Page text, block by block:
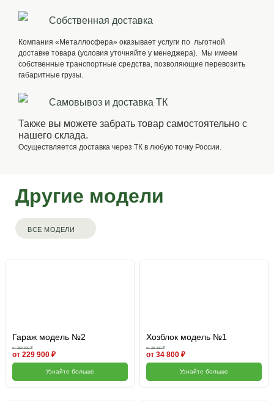
Собственная доставка
Компания «Металлосфера» оказывает услуги по льготной
доставке товара (условия уточняйте у менеджера). Мы имеем
собственные транспортные средства, позволяющие перевозить
габаритные грузы.
Самовывоз и доставка ТК
Также вы можете забрать товар самостоятельно с
нашего склада.
Осуществляется доставка через ТК в любую точку России.
Другие модели
ВСЕ МОДЕЛИ
Гараж модель №2
от 252 900 ₽
от 229 900 ₽
Узнайте больше
Хозблок модель №1
от 38 300 ₽
от 34 800 ₽
Узнайте больше